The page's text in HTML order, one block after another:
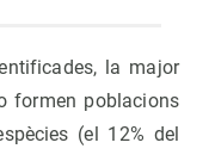
la major
formen poblacions
(el 12% del